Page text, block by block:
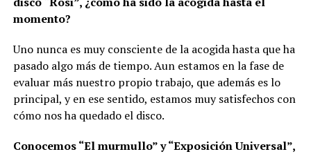
momento?
Uno nunca es muy consciente de la acogida hasta que ha
pasado algo más de tiempo. Aun estamos en la fase de
evaluar más nuestro propio trabajo, que además es lo
principal, y en ese sentido, estamos muy satisfechos con
cómo nos ha quedado el disco.
Conocemos “El murmullo” y “Exposición Universal”,